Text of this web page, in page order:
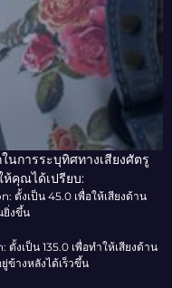
นการระบุทิศทางเสียงศัตรู
ห้คุณได้เปรียบ:
: ตั้งเป็น 45.0 เพื่อให้เสียงด้าน
ยิ่งขึ้น
: ตั้งเป็น 135.0 เพื่อทำให้เสียงด้าน
ข้างหลังได้เร็วขึ้น